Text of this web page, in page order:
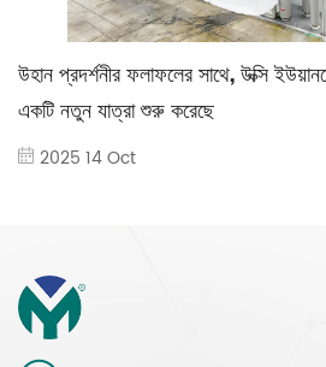
উহান প্রদর্শনীর ফলাফলের সাথে, উক্সি
একটি নতুন যাত্রা শুরু করেছে
2025 14 Oct